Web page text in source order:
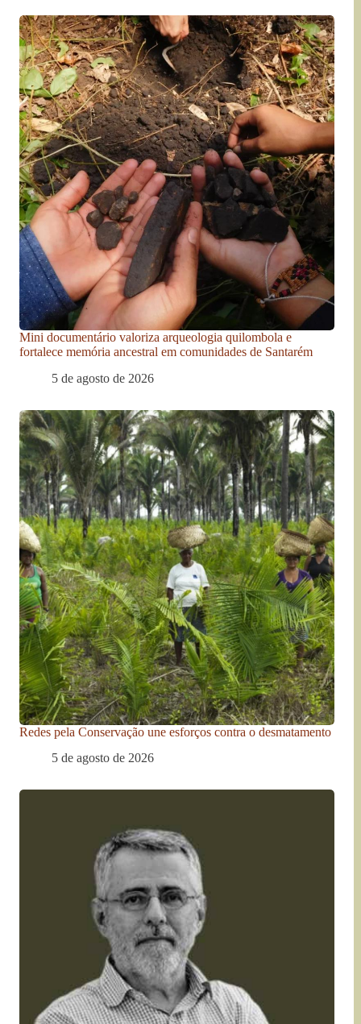
Mini documentário valoriza arqueologia quilombola e
fortalece memória ancestral em comunidades de Santarém
5 de agosto de 2026
Redes pela Conservação une esforços contra o desmatamento
5 de agosto de 2026